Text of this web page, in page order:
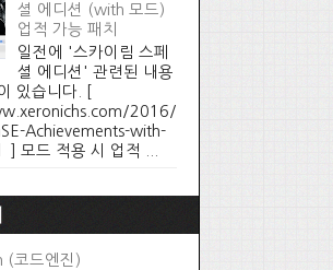
셜 에디션 (with 모드)
업적 가능 패치
일전에 '스카이림 스페
셜 에디션' 관련된 내용
있습니다. [
2016/
Achievements-with-
] 모드 적용 시 업적 ...
(코드엔진)